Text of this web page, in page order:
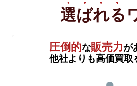
選ばれる
圧倒的な販売力が
他社よりも高価買取